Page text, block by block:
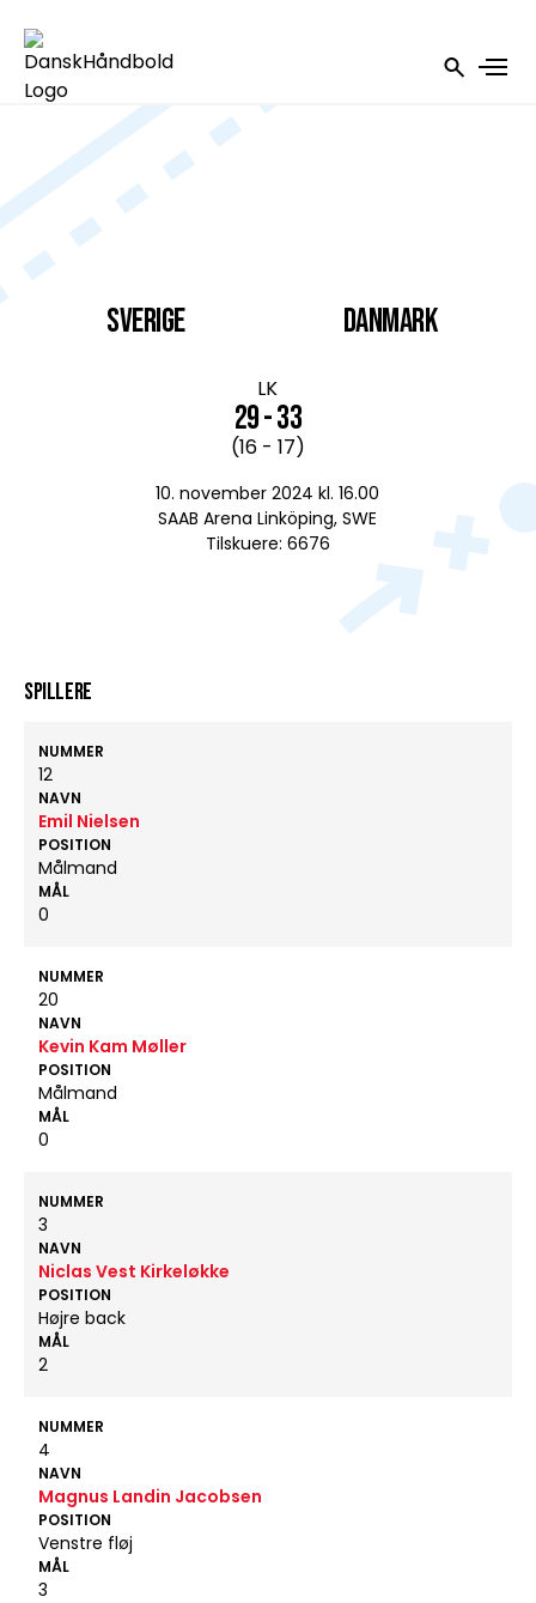
Sverige
LK
29 - 33
(16 - 17)
10. november 2024 kl. 16.00
SAAB Arena Linköping, SWE
Tilskuere: 6676
DANMARK
Spillere
NUMMER
12
NAVN
Emil Nielsen
POSITION
Målmand
MÅL
0
NUMMER
20
NAVN
Kevin Kam Møller
POSITION
Målmand
MÅL
0
NUMMER
3
NAVN
Niclas Vest Kirkeløkke
POSITION
Højre back
MÅL
2
NUMMER
4
NAVN
Magnus Landin Jacobsen
POSITION
Venstre fløj
MÅL
3